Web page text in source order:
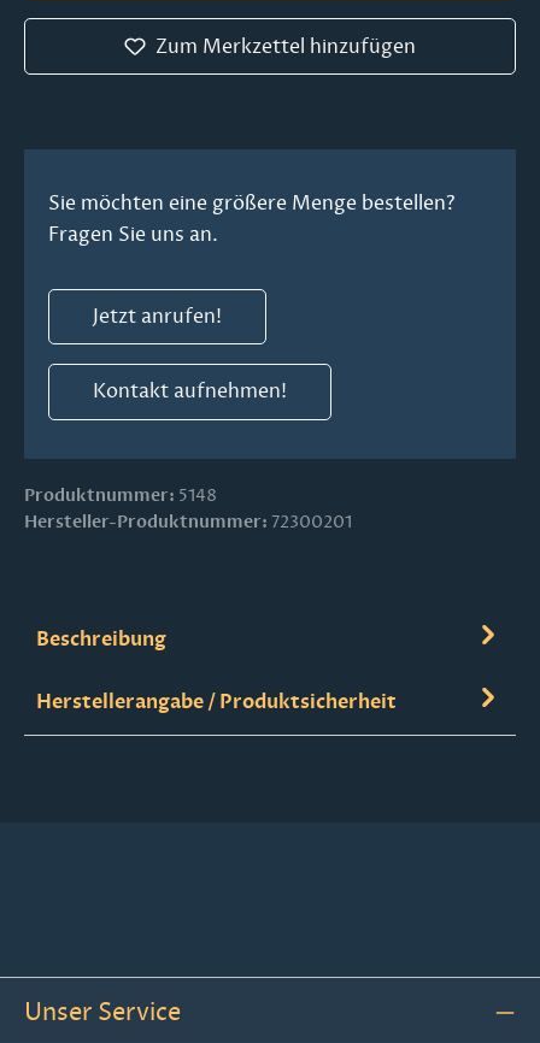
Zum Merkzettel hinzufügen
Sie möchten eine größere Menge bestellen?
Fragen Sie uns an.
Jetzt anrufen!
Kontakt aufnehmen!
Produktnummer: 5148
Hersteller-Produktnummer: 72300201
Beschreibung
Herstellerangabe / Produktsicherheit
Unser Service